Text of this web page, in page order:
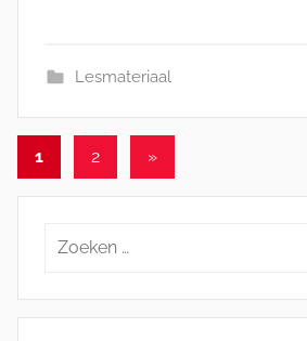
Lesmateriaal
Berichten
paginering
1 2
Volgende
berichten
»
Zoeken